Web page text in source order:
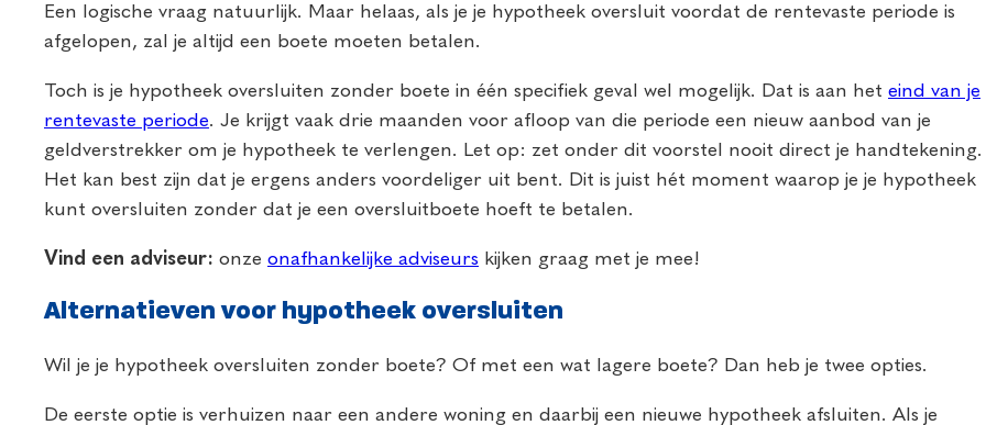
Een logische vraag natuurlijk. Maar helaas, als je je hypotheek oversluit voordat de rentevaste periode is
afgelopen, zal je altijd een boete moeten betalen.
Toch is je hypotheek oversluiten zonder boete in één specifiek geval wel mogelijk. Dat is aan het eind van je
rentevaste periode. Je krijgt vaak drie maanden voor afloop van die periode een nieuw aanbod van je
geldverstrekker om je hypotheek te verlengen. Let op: zet onder dit voorstel nooit direct je handtekening.
Het kan best zijn dat je ergens anders voordeliger uit bent. Dit is juist hét moment waarop je je hypotheek
kunt oversluiten zonder dat je een oversluitboete hoeft te betalen.
Vind een adviseur: onze onafhankelijke adviseurs kijken graag met je mee!
Alternatieven voor hypotheek oversluiten
Wil je je hypotheek oversluiten zonder boete? Of met een wat lagere boete? Dan heb je twee opties.
De eerste optie is verhuizen naar een andere woning en daarbij een nieuwe hypotheek afsluiten. Als je